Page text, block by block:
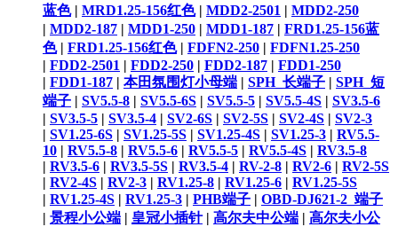
蓝色| MRD1.25-156红色| MDD2-2501 | MDD2-250
| MDD2-187 | MDD1-250 | MDD1-187 | FRD1.25-156蓝
色| FRD1.25-156红色| FDFN2-250 | FDFN1.25-250
| FDD2-2501 | FDD2-250 | FDD2-187 | FDD1-250
| FDD1-187 | 本田氛围灯小母端 | SPH_长端子 | SPH_短
端子 | SV5.5-8 | SV5.5-6S | SV5.5-5 | SV5.5-4S | SV3.5-6
| SV3.5-5 | SV3.5-4 | SV2-6S | SV2-5S | SV2-4S | SV2-3
| SV1.25-6S | SV1.25-5S | SV1.25-4S | SV1.25-3 | RV5.5-
10 | RV5.5-8 | RV5.5-6 | RV5.5-5 | RV5.5-4S | RV3.5-8
| RV3.5-6 | RV3.5-5S | RV3.5-4 | RV-2-8 | RV2-6 | RV2-5S
| RV2-4S | RV2-3 | RV1.25-8 | RV1.25-6 | RV1.25-5S
| RV1.25-4S | RV1.25-3 | PHB端子 | OBD-DJ621-2_端子
| 景程小公端 | 皇冠小插针| 高尔夫中公端 | 高尔夫小公